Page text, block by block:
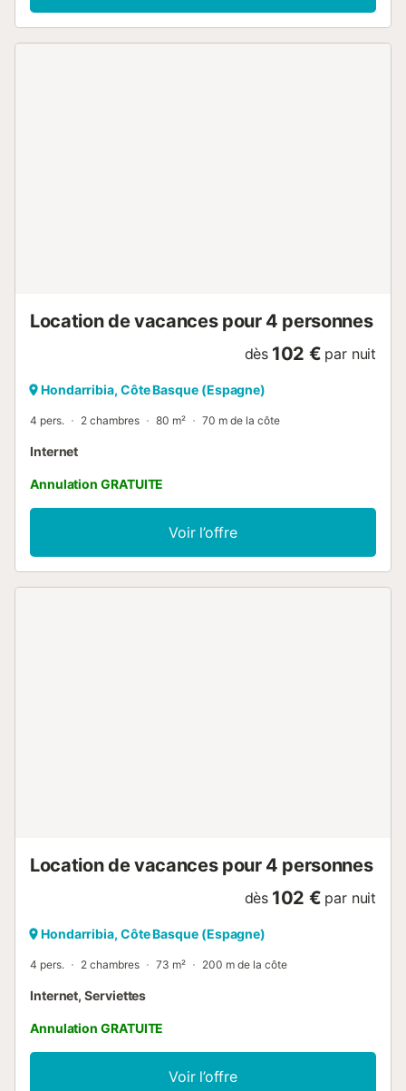
Location de vacances pour 4 personnes
dès 102 € par nuit
Hondarribia, Côte Basque (Espagne)
4 pers. 2 chambres 80 m² 70 m de la côte
Internet
Annulation GRATUITE
Voir l’offre
Location de vacances pour 4 personnes
dès 102 € par nuit
Hondarribia, Côte Basque (Espagne)
4 pers. 2 chambres 73 m² 200 m de la côte
Internet, Serviettes
Annulation GRATUITE
Voir l’offre